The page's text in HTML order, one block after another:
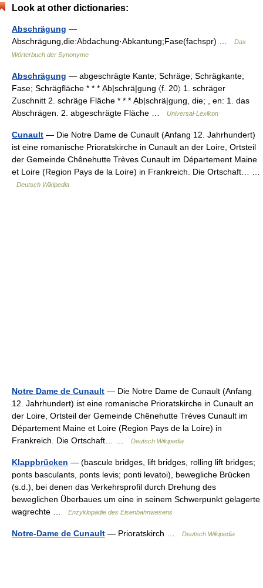
Look at other dictionaries:
Abschrägung —
Abschrägung,die:Abdachung·Abkantung;Fase(fachspr) …
Das
Wörterbuch der Synonyme
Abschrägung — abgeschrägte Kante; Schräge; Schrägkante;
Fase; Schrägfläche * * * Ạb|schrä|gung 〈f. 20〉 1. schräger
Zuschnitt 2. schräge Fläche * * * Ạb|schrä|gung, die; , en: 1. das
Abschrägen. 2. abgeschrägte Fläche …
Universal-Lexikon
Cunault — Die Notre Dame de Cunault (Anfang 12. Jahrhundert)
ist eine romanische Prioratskirche in Cunault an der Loire, Ortsteil
der Gemeinde Chênehutte Trèves Cunault im Département Maine
et Loire (Region Pays de la Loire) in Frankreich. Die Ortschaft… …
Deutsch Wikipedia
Notre Dame de Cunault — Die Notre Dame de Cunault (Anfang
12. Jahrhundert) ist eine romanische Prioratskirche in Cunault an
der Loire, Ortsteil der Gemeinde Chênehutte Trèves Cunault im
Département Maine et Loire (Region Pays de la Loire) in
Frankreich. Die Ortschaft… …
Deutsch Wikipedia
Klappbrücken — (bascule bridges, lift bridges, rolling lift bridges;
ponts basculants, ponts levis; ponti levatoi), bewegliche Brücken
(s.d.), bei denen das Verkehrsprofil durch Drehung des
beweglichen Überbaues um eine in seinem Schwerpunkt gelagerte
wagrechte …
Enzyklopädie des Eisenbahnwesens
Notre-Dame de Cunault — Prioratskirch … Deutsch Wikipedia